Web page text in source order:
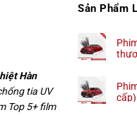
Hàn
tia UV
Top 5+ film
Sản Phẩm
cấp)